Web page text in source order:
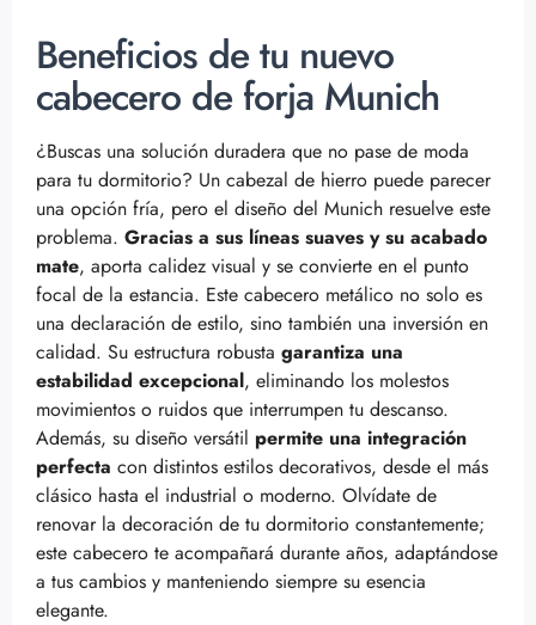
Beneficios de tu nuevo
cabecero de forja Munich
¿Buscas una solución duradera que no pase de moda
para tu dormitorio? Un cabezal de hierro puede parecer
una opción fría, pero el diseño del Munich resuelve este
problema. Gracias a sus líneas suaves y su acabado
mate, aporta calidez visual y se convierte en el punto
focal de la estancia. Este cabecero metálico no solo es
una declaración de estilo, sino también una inversión en
calidad. Su estructura robusta garantiza una
estabilidad excepcional, eliminando los molestos
movimientos o ruidos que interrumpen tu descanso.
Además, su diseño versátil permite una integración
perfecta con distintos estilos decorativos, desde el más
clásico hasta el industrial o moderno. Olvídate de
renovar la decoración de tu dormitorio constantemente;
este cabecero te acompañará durante años, adaptándose
a tus cambios y manteniendo siempre su esencia
elegante.